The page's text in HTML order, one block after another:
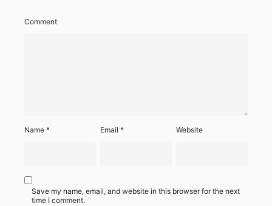
Comment
Name * Email* Website
Save my name, email, and website in this browser for the next
time I comment.